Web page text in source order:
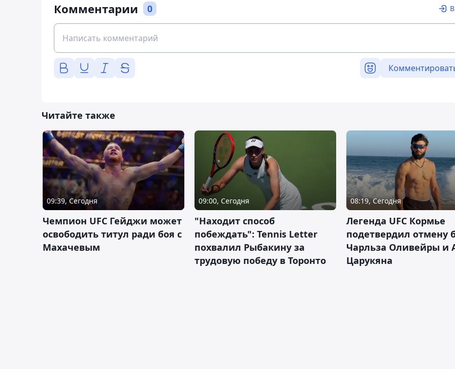
Комментарии 0
Читайте также
09:39, Сегодня
Чемпион UFC Гейджи может
освободить титул ради боя с
Махачевым
09:00, Сегодня
"Находит способ
побеждать": Tennis Letter
похвалил Рыбакину за
трудовую победу в Торонто
08:19, Сегодня
Легенда UFC Кормье
подетвердил отмену
Чарльза Оливейры и
Царукяна